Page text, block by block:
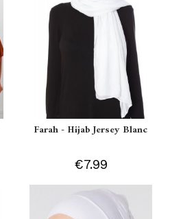
Farah - Hijab Jersey Blanc
€7.99